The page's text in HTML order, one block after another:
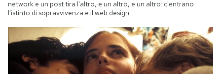
network e un post tira l'altro, e un altro, e un altro: c'entrano
l'istinto di sopravvivenza e il web design